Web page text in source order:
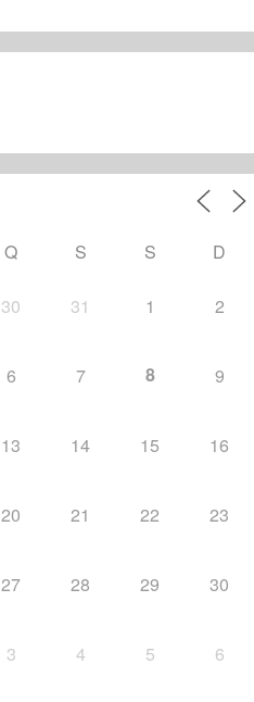
Q S S D
30 31 1 2
6 7 8 9
13 14 15 16
20 21 22 23
27 28 29 30
3 4 5 6